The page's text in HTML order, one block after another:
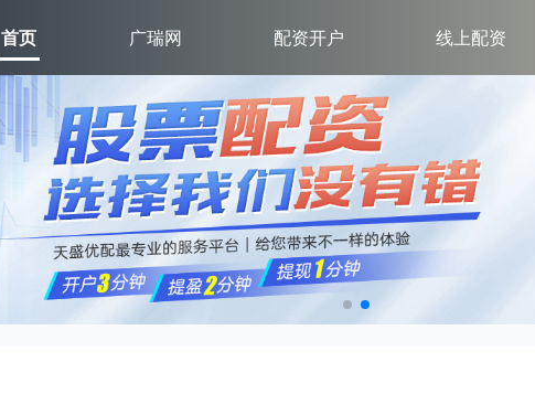
首页 广瑞网 配资开户 线上配资